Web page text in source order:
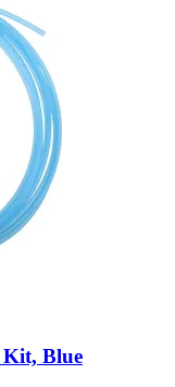
Blue